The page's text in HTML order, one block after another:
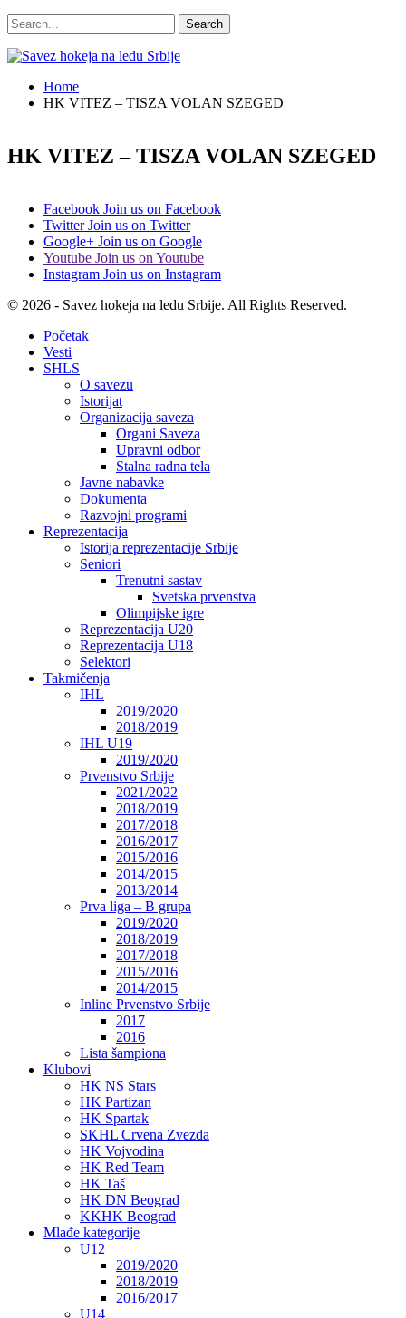
Home
HK VITEZ – TISZA VOLAN SZEGED
HK VITEZ – TISZA VOLAN SZEGED
Facebook Join us on Facebook
Twitter Join us on Twitter
Google+ Join us on Google
Youtube Join us on Youtube
Instagram Join us on Instagram
© 2026 - Savez hokeja na ledu Srbije. All Rights Reserved.
Početak
Vesti
SHLS
O savezu
Istorijat
Organizacija saveza
Organi Saveza
Upravni odbor
Stalna radna tela
Javne nabavke
Dokumenta
Razvojni programi
Reprezentacija
Istorija reprezentacije Srbije
Seniori
Trenutni sastav
Svetska prvenstva
Olimpijske igre
Reprezentacija U20
Reprezentacija U18
Selektori
Takmičenja
IHL
2019/2020
2018/2019
IHL U19
2019/2020
Prvenstvo Srbije
2021/2022
2018/2019
2017/2018
2016/2017
2015/2016
2014/2015
2013/2014
Prva liga – B grupa
2019/2020
2018/2019
2017/2018
2015/2016
2014/2015
Inline Prvenstvo Srbije
2017
2016
Lista šampiona
Klubovi
HK NS Stars
HK Partizan
HK Spartak
SKHL Crvena Zvezda
HK Vojvodina
HK Red Team
HK Taš
HK DN Beograd
KKHK Beograd
Mlađe kategorije
U12
2019/2020
2018/2019
2016/2017
U14